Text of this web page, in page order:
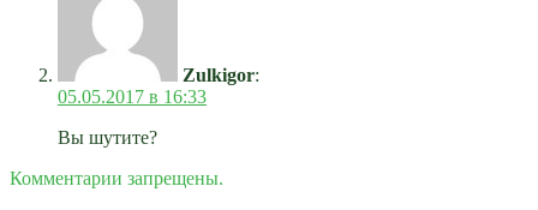
Zulkigor:
05.05.2017 в 16:33
Вы шутите?
Комментарии запрещены.